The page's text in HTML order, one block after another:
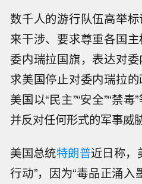
数千人的游行队伍高举
来干涉、要求尊重各国
委内瑞拉国旗，表达对
求美国停止对委内瑞拉
美国以“民主”“安全”“禁毒
并反对任何形式的军事威
美国总统特朗普近日称，
行动”，因为“毒品正涌入